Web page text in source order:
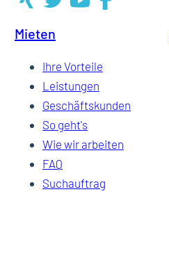
Mieten
Ihre Vorteile
Leistungen
Geschäftskunden
So geht's
Wie wir arbeiten
FAQ
Suchauftrag